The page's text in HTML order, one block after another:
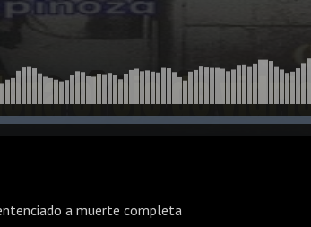
a muerte completa